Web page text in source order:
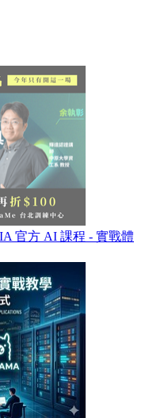
官方 AI 課程 - 實戰體